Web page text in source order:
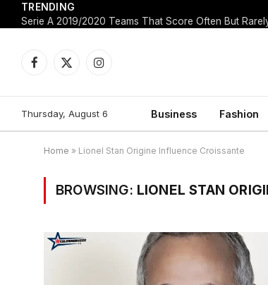
TRENDING
Facebook
X
Instagram
Thursday, August 6 Business Fashion
Home » Lionel Stan Origine Influence Croissante
BROWSING: LIONEL STAN